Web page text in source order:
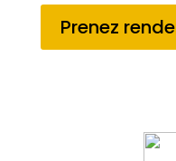
Prenez